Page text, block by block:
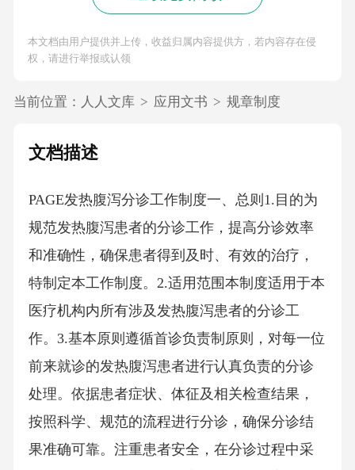
本文档由用户提供并上传，收益归属内容提供方，若内容存在侵
权，请进行举报或认领
当前位置： 人人文库 > 应用文书 > 规章制度
文档描述
PAGE发热腹泻分诊工作制度一、总则1.目的为
规范发热腹泻患者的分诊工作，提高分诊效率
和准确性，确保患者得到及时、有效的治疗，
特制定本工作制度。2.适用范围本制度适用于本
医疗机构内所有涉及发热腹泻患者的分诊工
作。3.基本原则遵循首诊负责制原则，对每一位
前来就诊的发热腹泻患者进行认真负责的分诊
处理。依据患者症状、体征及相关检查结果，
按照科学、规范的流程进行分诊，确保分诊结
果准确可靠。注重患者安全，在分诊过程中采